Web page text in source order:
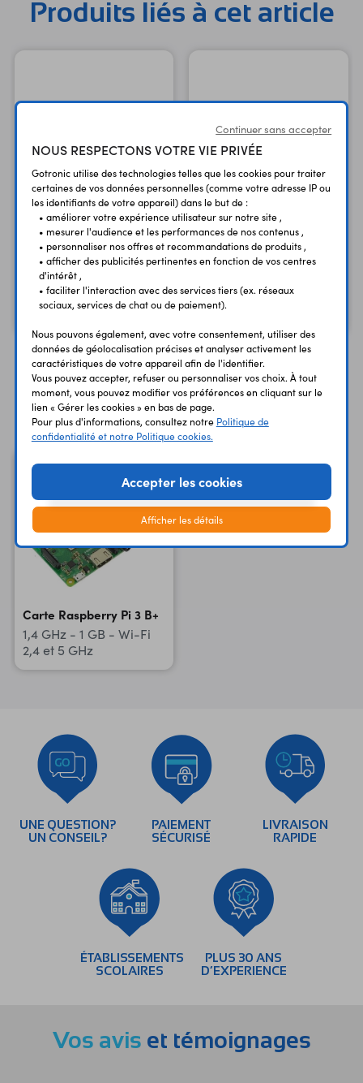
Support pour cartes micro-SD Sorties audio: - HDMI avec
Produits liés à cet article
Carte microSD 32 GB
Raspberry Pi OS SC1628
28,80 €
24,00 € Code : 38645
Carte microSD 64 GB
Raspberry Pi OS SC1629
38,40 €
32,00 €
Vous avez déja consulté
Carte Raspberry Pi 3 B+
1,4 GHz - 1 GB - Wi-Fi
2,4 et 5 GHz
UNE QUESTION?
UN CONSEIL?
PAIEMENT
SÉCURISÉ
LIVRAISON
RAPIDE
ÉTABLISSEMENTS
SCOLAIRES
PLUS 30 ANS
D’EXPERIENCE
Vos avis et témoignages
Continuer sans accepter
NOUS RESPECTONS VOTRE VIE PRIVÉE
Gotronic utilise des technologies telles que les cookies pour traiter
certaines de vos données personnelles (comme votre adresse IP ou
les identifiants de votre appareil) dans le but de :
• améliorer votre expérience utilisateur sur notre site ,
• mesurer l'audience et les performances de nos contenus ,
• personnaliser nos offres et recommandations de produits ,
• afficher des publicités pertinentes en fonction de vos centres
d'intérêt ,
• faciliter l'interaction avec des services tiers (ex. réseaux
sociaux, services de chat ou de paiement).
Nous pouvons également, avec votre consentement, utiliser des
données de géolocalisation précises et analyser activement les
caractéristiques de votre appareil afin de l'identifier.
Vous pouvez accepter, refuser ou personnaliser vos choix. À tout
moment, vous pouvez modifier vos préférences en cliquant sur le
lien « Gérer les cookies » en bas de page.
Pour plus d'informations, consultez notre Politique de
confidentialité et notre Politique cookies.
Accepter les cookies
Afficher les détails